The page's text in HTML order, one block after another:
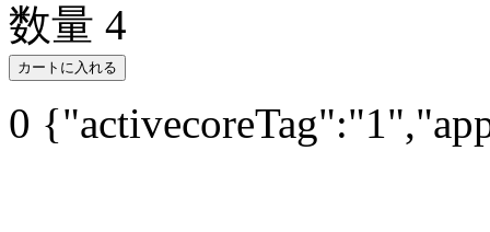
数量 4
カートに入れる
0